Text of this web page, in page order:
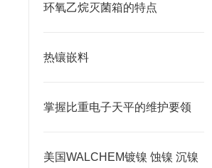
环氧乙烷灭菌箱的特点
热镶嵌料
掌握比重电子天平的维护要领
美国WALCHEM镀镍 蚀镍 沉镍